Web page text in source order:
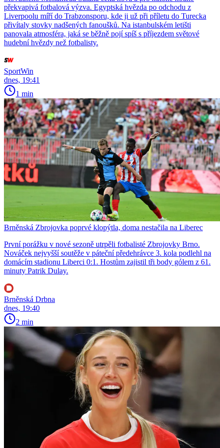
překvapivá fotbalová výzva. Egyptská hvězda po odchodu z
Liverpoolu míří do Trabzonsporu, kde ji už při příletu do Turecka
přivítaly stovky nadšených fanoušků. Na istanbulském letišti
panovala atmosféra, jaká se běžně pojí spíš s příjezdem světové
hudební hvězdy než fotbalisty.
SportWin
dnes, 19:41
1 min
Brněnská Zbrojovka poprvé klopýtla, doma nestačila na Liberec
První porážku v nové sezoně utrpěli fotbalisté Zbrojovky Brno.
Nováček nejvyšší soutěže v páteční předehrávce 3. kola podlehl na
domácím stadionu Liberci 0:1. Hostům zajistil tři body gólem z 61.
minuty Patrik Dulay.
Brněnská Drbna
dnes, 19:40
2 min